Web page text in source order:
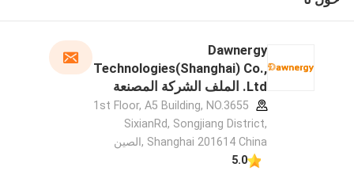
Dawnergy
Technologies(Shanghai) Co.,
Ltd. الملف الشركة المصنعة
1st Floor, A5 Building, NO.3655
SixianRd, Songjiang District,
Shanghai 201614 China ,الصين
5.0